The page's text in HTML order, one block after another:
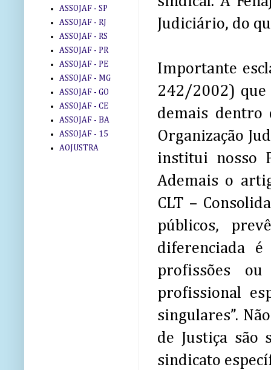
Judiciário, do
Importante
242/2002) que
demais dentro
Organização
institui nosso
Ademais o
CLT –
públicos,
diferenciada
profissões
profissional
singulares”.
de Justiça são
sindicato
ASSOJAF - SP
ASSOJAF - RJ
ASSOJAF - RS
ASSOJAF - PR
ASSOJAF - PE
ASSOJAF - MG
ASSOJAF - GO
ASSOJAF - CE
ASSOJAF - BA
ASSOJAF - 15
AOJUSTRA